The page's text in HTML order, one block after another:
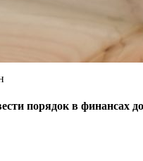
порядок в финансах